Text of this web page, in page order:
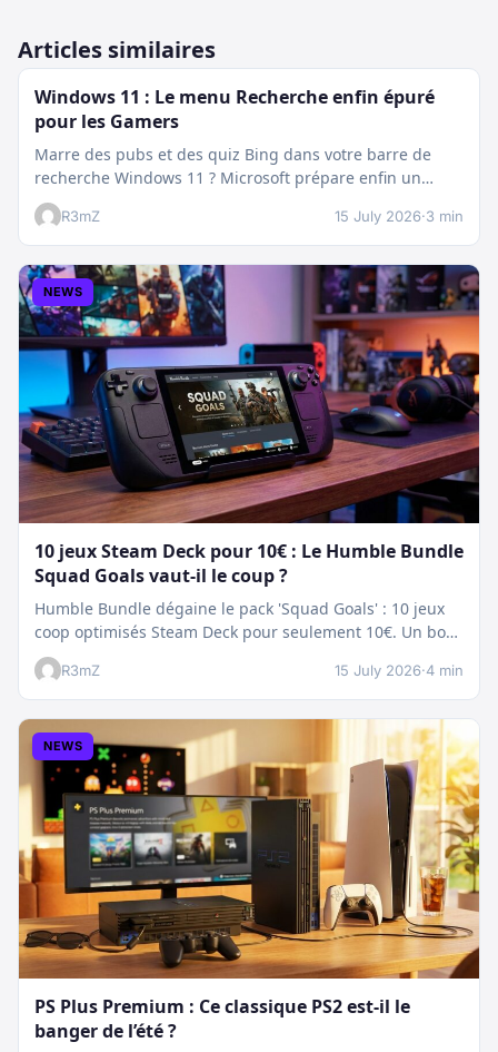
Articles similaires
Windows 11 : Le menu Recherche enfin épuré
pour les Gamers
Marre des pubs et des quiz Bing dans votre barre de
recherche Windows 11 ? Microsoft prépare enfin un
nettoyage…
R3mZ 15 July 2026·3 min
NEWS
10 jeux Steam Deck pour 10€ : Le Humble Bundle
Squad Goals vaut-il le coup ?
Humble Bundle dégaine le pack 'Squad Goals' : 10 jeux
coop optimisés Steam Deck pour seulement 10€. Un bon
plan…
R3mZ 15 July 2026·4 min
NEWS
PS Plus Premium : Ce classique PS2 est-il le
banger de l’été ?